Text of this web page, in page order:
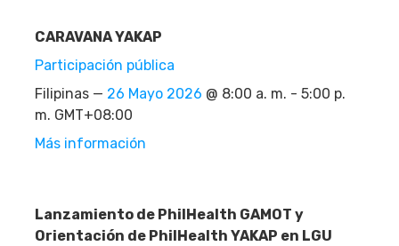
CARAVANA YAKAP
Participación pública
Filipinas — 26 Mayo 2026 @ 8:00 a. m. - 5:00 p.
m. GMT+08:00
Más información
Lanzamiento de PhilHealth GAMOT y
Orientación de PhilHealth YAKAP en LGU